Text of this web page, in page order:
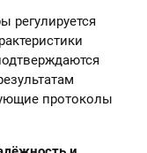
регулируется
протоколы